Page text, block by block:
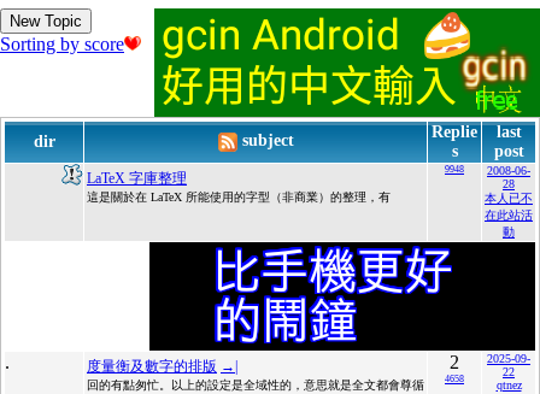
New Topic
Sorting by score
dir subject
Replie
s
last
post
LaTeX 字庫整理
這是關於在 LaTeX 所能使用的字型（非商業）的整理，有
9948
2008-06-
28
本人已不
在此站活
動
. 度量衡及數字的排版 →|
回的有點匆忙。以上的設定是全域性的，意思就是全文都會尊循
2
4658
2025-09-
22
qtnez